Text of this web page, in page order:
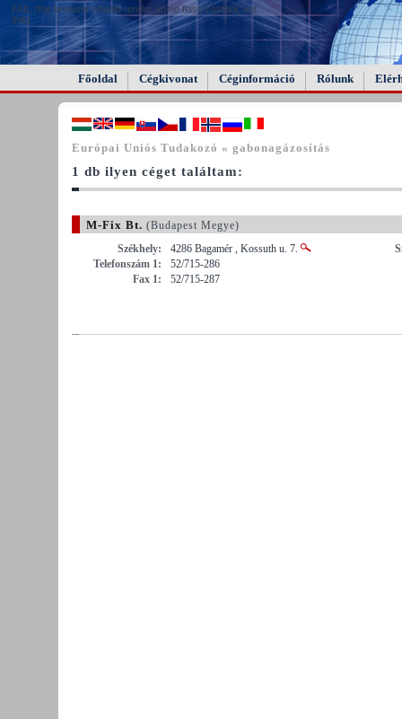
FAIL (the browser should render some flash content, not
this).
Főoldal Cégkivonat Céginformáció Rólunk
Európai Uniós Tudakozó « gabonagázosítás
1 db ilyen céget találtam:
M-Fix Bt. (Budapest Megye)
Székhely:
4286 Bagamér , Kossuth u. 7.
Telefonszám 1:
52/715-286
Fax 1:
52/715-287